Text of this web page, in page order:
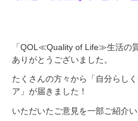
「QOL≪Quality of Life≫生活の
ありがとうございました。
たくさんの方々から「自分らし
ア」が届きました！
いただいたご意見を一部ご紹介い